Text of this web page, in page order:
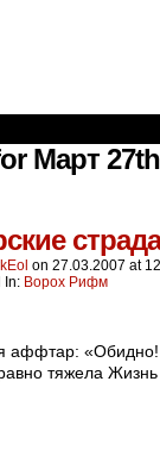
Март
on 27.03.2007 at
In: Ворох Рифм
аффтар:
тяжела Жизнь